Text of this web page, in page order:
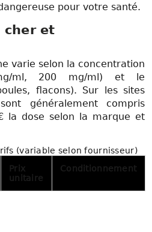
pour votre santé.
cher et
varie selon la concentration
ml, 200 mg/ml) et le
flacons). Sur les sites
généralement compris
la dose selon la marque et
(variable selon fournisseur)
Prix
unitaire
Conditionnement